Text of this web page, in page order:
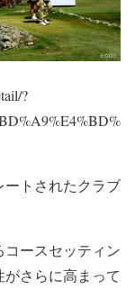
?
ートされたクラブ
ースセッティン
さらに高まって